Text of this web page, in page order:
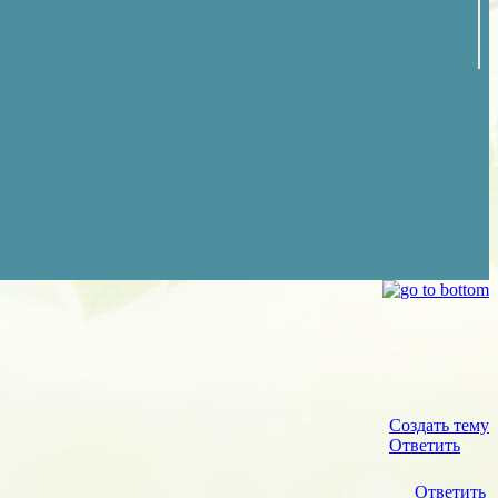
Создать тему
Ответить
Ответить